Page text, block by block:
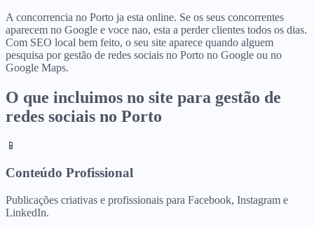
A concorrencia no Porto ja esta online. Se os seus concorrentes
aparecem no Google e voce nao, esta a perder clientes todos os dias.
Com SEO local bem feito, o seu site aparece quando alguem
pesquisa por gestão de redes sociais no Porto no Google ou no
Google Maps.
O que incluimos no site para gestão de
redes sociais no Porto
📱
Conteúdo Profissional
Publicações criativas e profissionais para Facebook, Instagram e
LinkedIn.